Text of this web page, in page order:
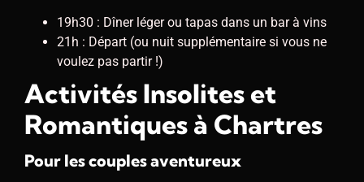
19h30 : Dîner léger ou tapas dans un bar à vins
21h : Départ (ou nuit supplémentaire si vous ne
voulez pas partir !)
Activités Insolites et
Romantiques à Chartres
Pour les couples aventureux